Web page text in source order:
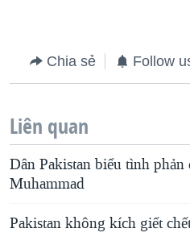
Chia sẻ Follow
Liên quan
Dân Pakistan biểu tình
Muhammad
Pakistan không kích giết